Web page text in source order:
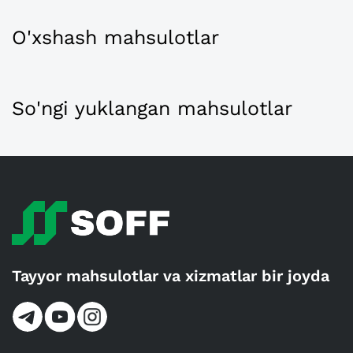
O'xshash mahsulotlar
So'ngi yuklangan mahsulotlar
Tayyor mahsulotlar va xizmatlar bir joyda